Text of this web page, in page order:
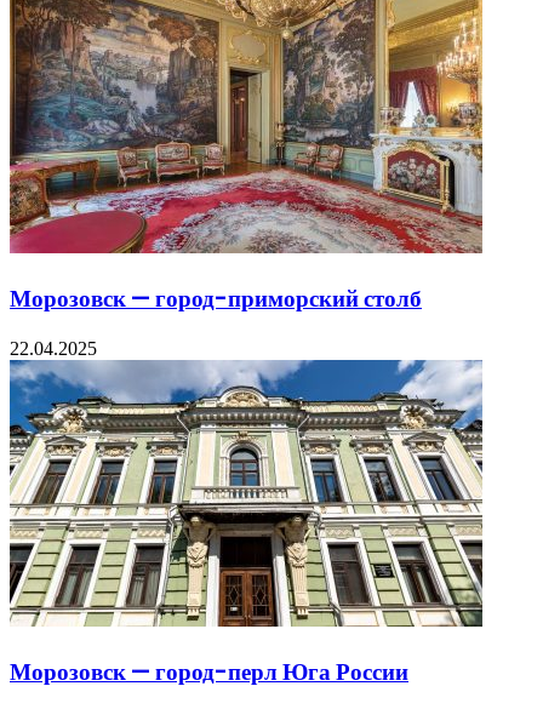
Морозовск — город-приморский столб
22.04.2025
Морозовск — город-перл Юга России